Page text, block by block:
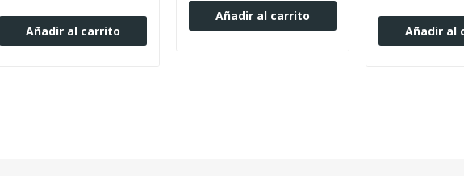
Añadir al carrito
Añadir al carrito
Añadir al